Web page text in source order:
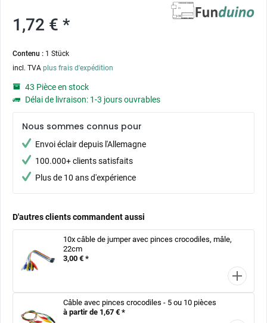
1,72 € *
Contenu : 1 Stück
incl. TVA plus frais d'expédition
43 Pièce en stock
Délai de livraison: 1-3 jours ouvrables
Nous sommes connus pour
Envoi éclair depuis l'Allemagne
100.000+ clients satisfaits
Plus de 10 ans d'expérience
D'autres clients commandent aussi
10x câble de jumper avec pinces crocodiles, mâle,
22cm
3,00 € *
Câble avec pinces crocodiles - 5 ou 10 pièces
à partir de 1,67 € *